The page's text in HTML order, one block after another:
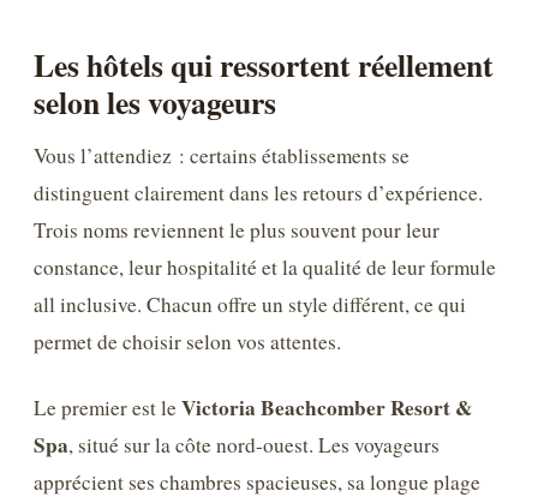
Les hôtels qui ressortent réellement
selon les voyageurs
Vous l’attendiez : certains établissements se
distinguent clairement dans les retours d’expérience.
Trois noms reviennent le plus souvent pour leur
constance, leur hospitalité et la qualité de leur formule
all inclusive. Chacun offre un style différent, ce qui
permet de choisir selon vos attentes.
Le premier est le Victoria Beachcomber Resort &
Spa, situé sur la côte nord-ouest. Les voyageurs
apprécient ses chambres spacieuses, sa longue plage